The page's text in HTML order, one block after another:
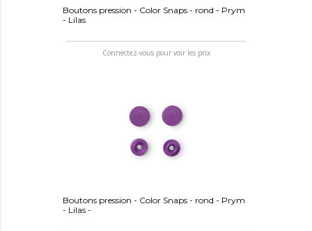
Boutons pression - Color Snaps - rond - Prym
- Lilas
Connectez-vous pour voir les prix
Boutons pression - Color Snaps - rond - Prym
- Lilas -